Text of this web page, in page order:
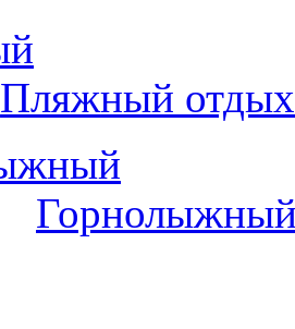
Пляжный отдых